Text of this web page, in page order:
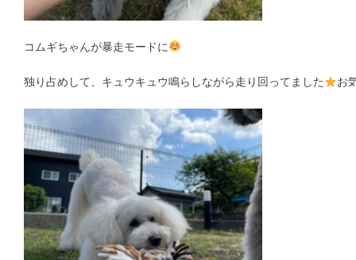
コムギちゃんが暴走モードに
独り占めして、キュウキュウ鳴らしながら走り回ってました お